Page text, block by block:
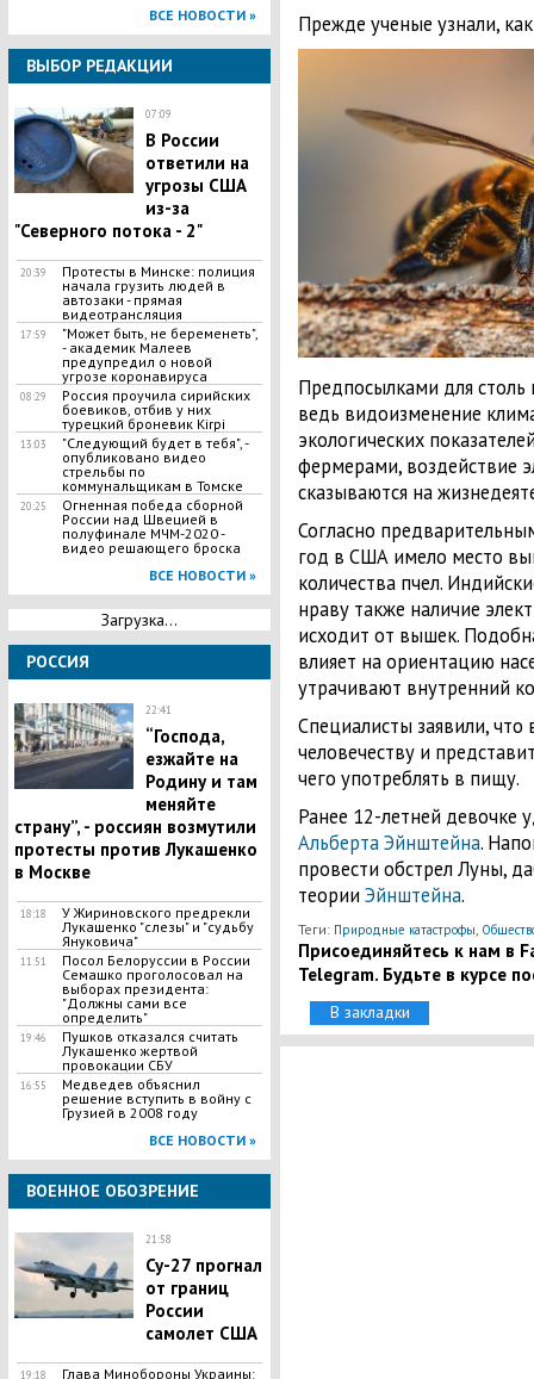
ВСЕ НОВОСТИ »
ВЫБОР РЕДАКЦИИ
07:09
В России
ответили на
угрозы США
из-за
"Северного потока - 2"
20:39
Протесты в Минске: полиция
начала грузить людей в
автозаки - прямая
видеотрансляция
17:59
"Может быть, не беременеть",
- академик Малеев
предупредил о новой
угрозе коронавируса
08:29
Россия проучила сирийских
боевиков, отбив у них
турецкий броневик Kirpi
13:03
"Следующий будет в тебя", -
опубликовано видео
стрельбы по
коммунальщикам в Томске
20:25
Огненная победа сборной
России над Швецией в
полуфинале МЧМ-2020 -
видео решающего броска
ВСЕ НОВОСТИ »
Загрузка...
РОССИЯ
22:41
​“Господа,
езжайте на
Родину и там
меняйте
страну”, - россиян возмутили
протесты против Лукашенко
в Москве
18:18
У Жириновского предрекли
Лукашенко "слезы" и "судьбу
Януковича"
11:51
Посол Белоруссии в России
Семашко проголосовал на
выборах президента:
"Должны сами все
определить"
19:46
Пушков отказался считать
Лукашенко жертвой
провокации СБУ
16:55
Медведев объяснил
решение вступить в войну с
Грузией в 2008 году
ВСЕ НОВОСТИ »
ВОЕННОЕ ОБОЗРЕНИЕ
21:58
Су-27 прогнал
от границ
России
самолет США
19:18
Глава Минобороны Украины:
Прежде ученые узнали,
Предпосылками для
ведь видоизменение
экологических
фермерами, воздействие
сказываются на
Согласно
год в США имело место
количества пчел.
нраву также наличие
исходит от вышек.
влияет на ориентацию
утрачивают внутренний
Специалисты заявили, что
человечеству и
чего употреблять в пищу.
Ранее 12-летней девочке
Альберта Эйнштейна.
провести обстрел Луны,
теории Эйнштейна.
Теги: Природные катастрофы
Присоединяйтесь к нам в
Telegram. Будьте в курсе
В закладки